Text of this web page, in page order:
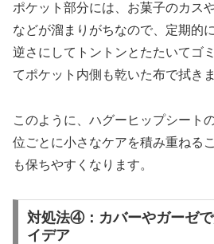
ポケット部分には、お菓子のカス
などが溜まりがちなので、定期的
逆さにしてトントンとたたいてゴ
てポケット内側も乾いた布で拭きま
このように、ハグーヒップシート
位ごとに小さなケアを積み重ねる
も保ちやすくなります。​
対処法④：カバーやガーゼ
イデア